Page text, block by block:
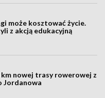
może kosztować życie.
z akcją edukacyjną
nowej trasy rowerowej z
Jordanowa